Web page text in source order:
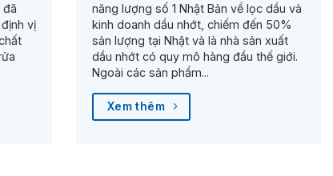
đã
vị
năng lượng số 1 Nhật Bản về lọc dầu và
kinh doanh dầu nhớt, chiếm đến 50%
sản lượng tại Nhật và là nhà sản xuất
dầu nhớt có quy mô hàng đầu thế giới.
Ngoài các sản phẩm...
Xem thêm